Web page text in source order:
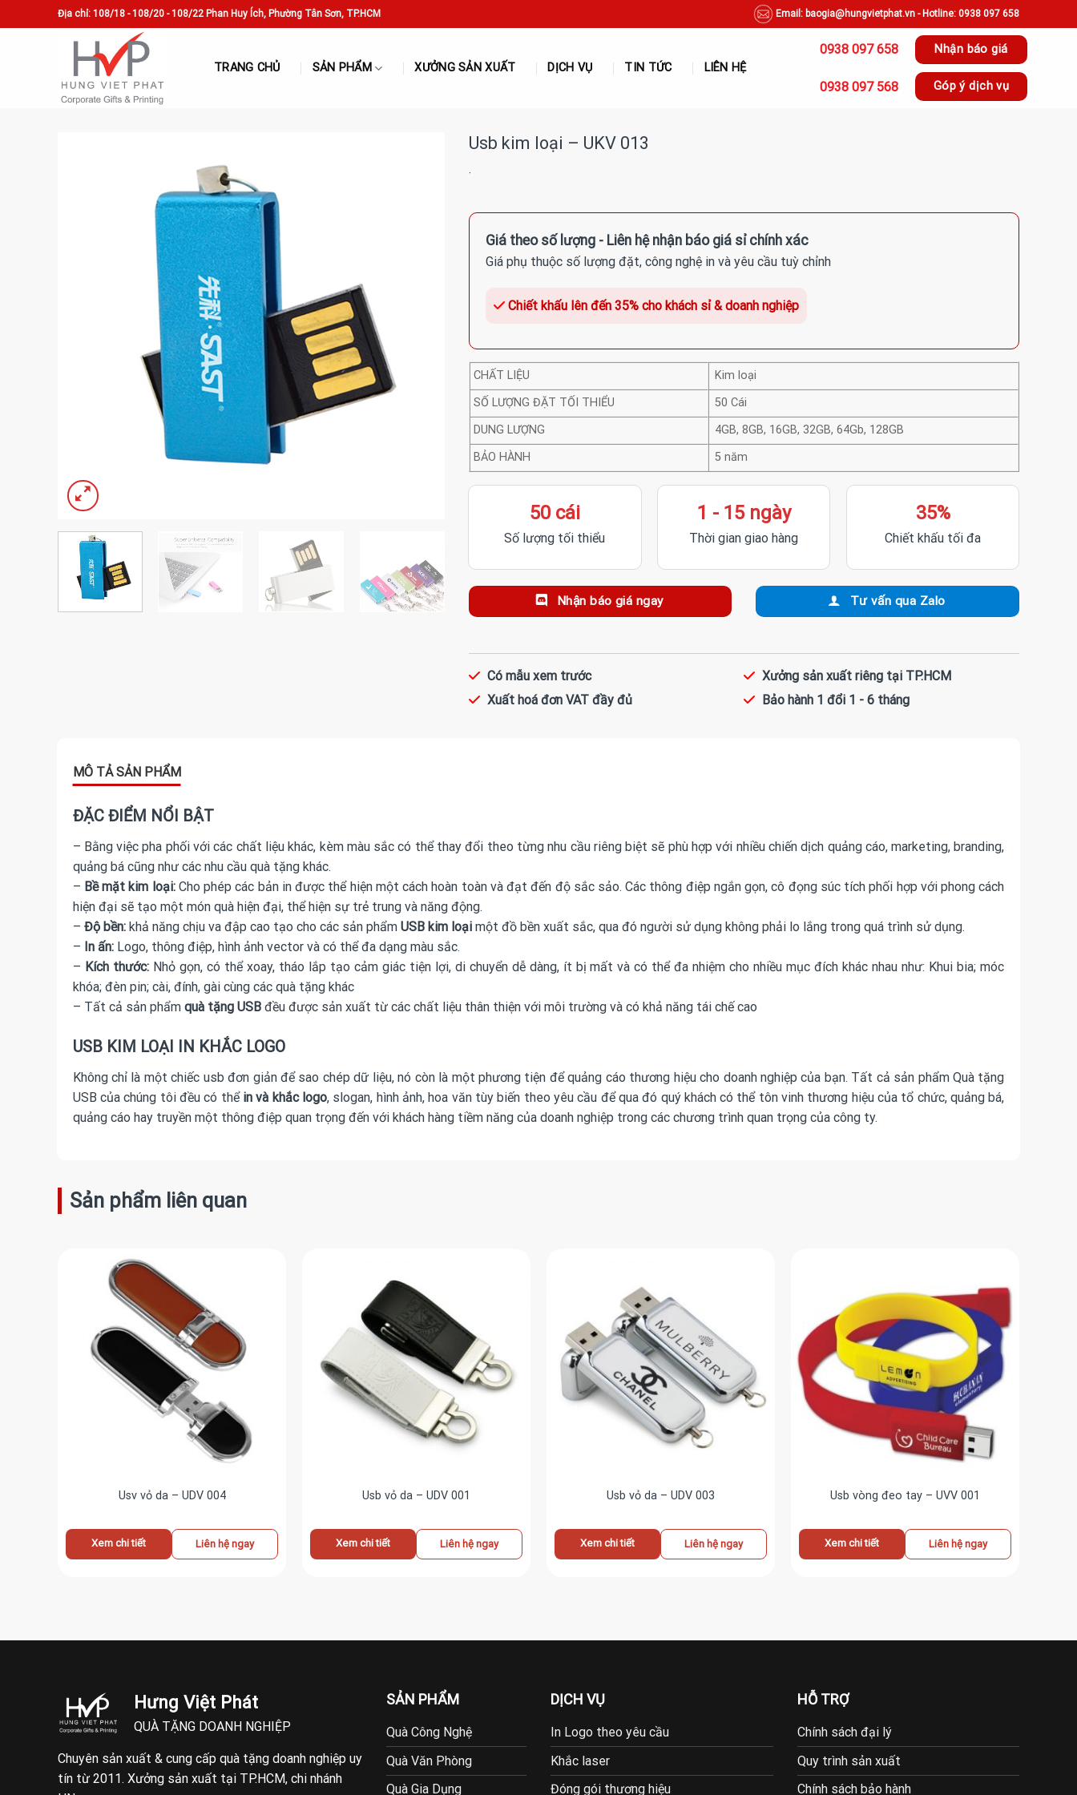
to
Địa chỉ: 108/18 - 108/20 - 108/22 Phan Huy Ích, Phường Tân Sơn, TP.HCM Email: baogia@hungvietphat.vn - Hotline: 0938 097 658
TRANG CHỦ SẢN PHẨM XƯỞNG SẢN XUẤT DỊCH VỤ TIN TỨC LIÊN HỆ
0938 097 658 Nhận báo giá
0938 097 568 Góp ý dịch vụ
Usb kim loại – UKV 013
·
Giá theo số lượng - Liên hệ nhận báo giá sỉ chính xác
Giá phụ thuộc số lượng đặt, công nghệ in và yêu cầu tuỳ chỉnh
Chiết khấu lên đến 35% cho khách sỉ & doanh nghiệp
CHẤT LIỆU
Kim loại
SỐ LƯỢNG ĐẶT TỐI THIỂU
50 Cái
DUNG LƯỢNG
4GB, 8GB, 16GB, 32GB, 64Gb, 128GB
BẢO HÀNH
5 năm
50 cái
Số lượng tối thiểu
1 - 15 ngày
Thời gian giao hàng
35%
Chiết khấu tối đa
Nhận báo giá ngay Tư vấn qua Zalo
Có mẫu xem trước
Xuất hoá đơn VAT đầy đủ
Xưởng sản xuất riêng tại TP.HCM
Bảo hành 1 đổi 1 - 6 tháng
ĐẶC ĐIỂM NỔI BẬT
– Bằng việc pha phối với các chất liệu khác, kèm màu sắc có thể thay đổi theo từng nhu cầu riêng biệt sẽ phù hợp với nhiều chiến dịch quảng cáo, marketing, branding,
quảng bá cũng như các nhu cầu quà tặng khác.
– Bề mặt kim loại:Cho phép các bản in được thể hiện một cách hoàn toàn và đạt đến độ sắc sảo. Các thông điệp ngắn gọn, cô đọng súc tích phối hợp với phong cách
hiện đại sẽ tạo một món quà hiện đại, thể hiện sự trẻ trung và năng động.
– Độ bền:khả năng chịu va đập cao tạo cho các sản phẩm USB kim loạimột đồ bền xuất sắc, qua đó người sử dụng không phải lo lắng trong quá trình sử dụng.
– In ấn:Logo, thông điệp, hình ảnh vector và có thể đa dạng màu sắc.
– Kích thước:Nhỏ gọn, có thể xoay, tháo lắp tạo cảm giác tiện lợi, di chuyển dễ dàng, ít bị mất và có thể đa nhiệm cho nhiều mục đích khác nhau như: Khui bia; móc
khóa; đèn pin; cài, đính, gài cùng các quà tặng khác
– Tất cả sản phẩmquà tặng USBđều được sản xuất từ các chất liệu thân thiện với môi trường và có khả năng tái chế cao
USB KIM LOẠI IN KHẮC LOGO
Không chỉ là một chiếc usb đơn giản để sao chép dữ liệu, nó còn là một phương tiện để quảng cáo thương hiệu cho doanh nghiệp của bạn. Tất cả sản phẩmQuà tặng
USB của chúng tôi đều có thể in và khắc logo, slogan, hình ảnh, hoa văn tùy biến theo yêu cầu để qua đó quý khách có thể tôn vinh thương hiệu của tổ chức, quảng bá,
quảng cáo hay truyền một thông điệp quan trọng đến với khách hàng tiềm năng của doanh nghiệp trong các chương trình quan trọng của công ty.
Sản phẩm liên quan
Usv vỏ da – UDV 004
Xem chi tiết Liên hệ ngay
Usb vỏ da – UDV 001
Xem chi tiết Liên hệ ngay
Usb vỏ da – UDV 003
Xem chi tiết Liên hệ ngay
Usb vòng đeo tay – UVV 001
Xem chi tiết Liên hệ ngay
Hưng Việt Phát
QUÀ TẶNG DOANH NGHIỆP
Chuyên sản xuất & cung cấp quà tặng doanh nghiệp uy
tín từ 2011. Xưởng sản xuất tại TP.HCM, chi nhánh
SẢN PHẨM
Quà Công Nghệ
Quà Văn Phòng
Quà Gia Dụng
DỊCH VỤ
In Logo theo yêu cầu
Khắc laser
Đóng gói thương hiệu
HỖ TRỢ
Chính sách đại lý
Quy trình sản xuất
Chính sách bảo hành